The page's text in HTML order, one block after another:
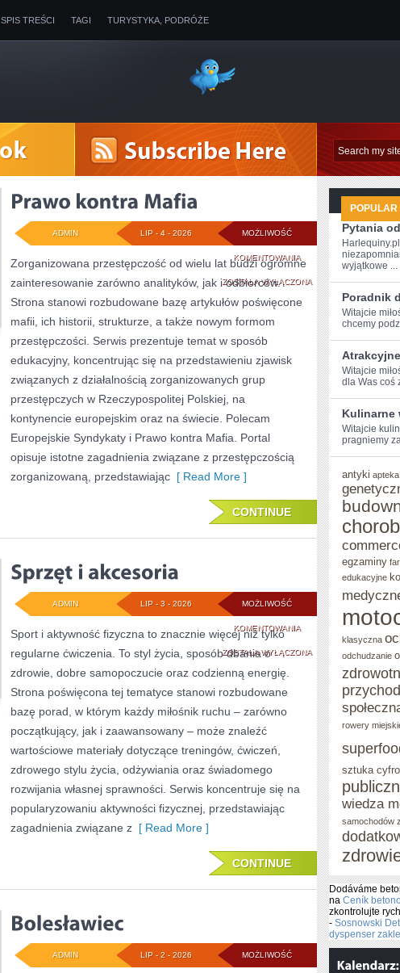
SPIS TREŚCI TAGI TURYSTYKA, PODRÓŻE
MOŻLIWOŚĆ
KOMENTOWANIAPRAWO
KONTRA
MAFIA
ZOSTAŁA WYŁĄCZONA
LIP - 4 - 2026
ADMIN
Zorganizowana przestępczość od wielu lat budzi ogromne
zainteresowanie zarówno analityków, jak i odbiorców.
Strona stanowi rozbudowane bazę artykułów poświęcone
mafii, ich historii, strukturze, a także nowym formom
przestępczości. Serwis prezentuje temat w sposób
edukacyjny, koncentrując się na przedstawieniu zjawisk
związanych z działalnością zorganizowanych grup
przestępczych w Rzeczypospolitej Polskiej, na
kontynencie europejskim oraz na świecie. Polecam
Europejskie Syndykaty i Prawo kontra Mafia. Portal
opisuje istotne zagadnienia związane z przestępczością
zorganizowaną, przedstawiając [ Read More ]
CONTINUE
MOŻLIWOŚĆ
KOMENTOWANIASPRZĘT
I
AKCESORIA
ZOSTAŁA WYŁĄCZONA
LIP - 3 - 2026
ADMIN
Sport i aktywność fizyczna to znacznie więcej niż tylko
regularne ćwiczenia. To styl życia, sposób dbania o
zdrowie, dobre samopoczucie oraz codzienną energię.
Strona poświęcona tej tematyce stanowi rozbudowane
bazę porad, w którym każdy miłośnik ruchu – zarówno
początkujący, jak i zaawansowany – może znaleźć
wartościowe materiały dotyczące treningów, ćwiczeń,
zdrowego stylu życia, odżywiania oraz świadomego
rozwijania własnej sprawności. Serwis koncentruje się na
popularyzowaniu aktywności fizycznej, przedstawiając
zagadnienia związane z [ Read More ]
CONTINUE
MOŻLIWOŚĆ
LIP - 2 - 2026
ADMIN
POPULAR
Pytania
wyjątkowe ...
Poradnik
Witajcie
chcemy
Witajcie
dla Was coś
Kulinarne
Witajcie
pragniemy
antyki apteka
egzaminy
edukacyjne
klasyczna
odchudzanie
rowery
sztuka
wiedza
samochodów
Dodáváme
na Ceník
zkontrolujte
- Sosnowski
dyspenser